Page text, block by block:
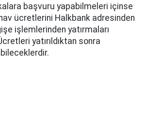
başvuru yapabilmeleri içinse
ücretlerini Halkbank adresinden
işlemlerinden yatırmaları
yatırıldıktan sonra